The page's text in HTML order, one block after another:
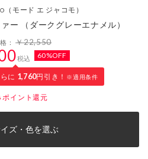
（モード エ ジャコモ）
ー （ダークグレーエナメル）
：￥22,550
税込 60%OFF
に 1,760円引き！ ※適用条件
ポイント還元
ズ・色を選ぶ